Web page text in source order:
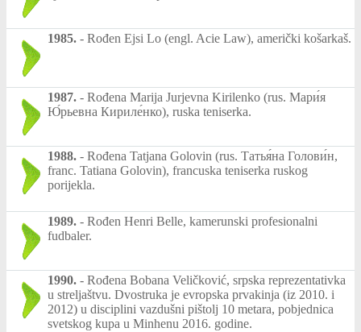
1985. - Rođen Ejsi Lo (engl. Acie Law), američki košarkaš.
1987. - Rođena Marija Jurjevna Kirilenko (rus. Мари́я
Ю́рьевна Кириле́нко), ruska teniserka.
1988. - Rođena Tatjana Golovin (rus. Татья́на Голови́н,
franc. Tatiana Golovin), francuska teniserka ruskog
porijekla.
1989. - Rođen Henri Belle, kamerunski profesionalni
fudbaler.
1990. - Rođena Bobana Veličković, srpska reprezentativka
u streljaštvu. Dvostruka je evropska prvakinja (iz 2010. i
2012) u disciplini vazdušni pištolj 10 metara, pobjednica
svetskog kupa u Minhenu 2016. godine.